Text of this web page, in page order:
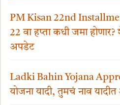
PM Kisan 22nd
22 वा हप्ता कधी जमा होणार?
अपडेट
Ladki Bahin Yojana
योजना यादी, तुमचं नाव